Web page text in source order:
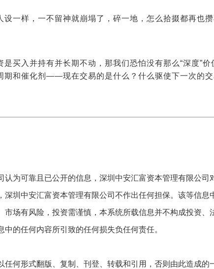
一样，一不留神就崩塌了，碎一地，怎么拾掇都再也攒
买入并持有并长期不动，那我们恐怕没有那么“深度”
期和催化剂——现在交易的是什么？什么驱使下一次的交
为可靠且已公开的信息，深圳中安汇富资本管理有限公司
圳中安汇富资本管理有限公司不作出任何担保。该等信息
场有风险，投资需谨慎，本系统所载信息并不构成投资、
的任何内容所引致的任何损失负任何责任。
何形式翻版、复制、刊登、转载和引用，否则由此造成的